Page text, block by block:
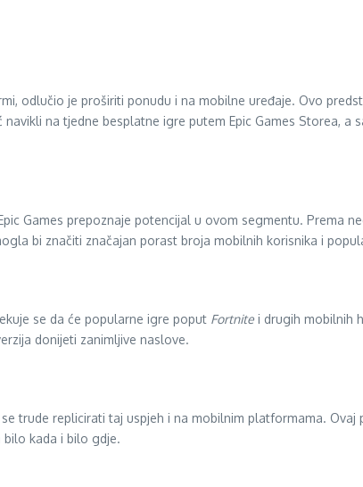
odlučio je proširiti ponudu i na mobilne uređaje. Ovo
na tjedne besplatne igre putem Epic Games Storea,
Games prepoznaje potencijal u ovom segmentu. Prema
bi značiti značajan porast broja mobilnih korisnika i
se da će popularne igre poput Fortnite i drugih mobilnih
donijeti zanimljive naslove.
trude replicirati taj uspjeh i na mobilnim platformama.
bilo kada i bilo gdje.